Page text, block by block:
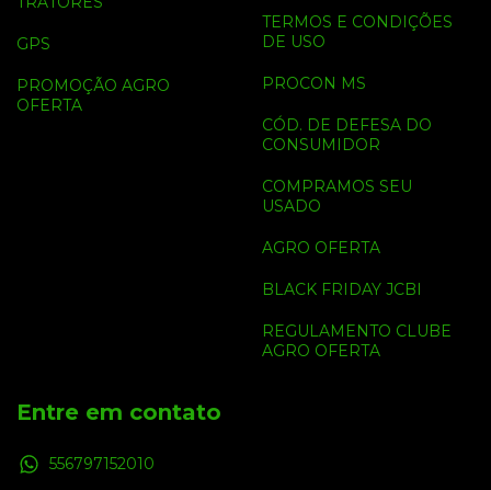
GPS
PROMOÇÃO AGRO
OFERTA
TERMOS E CONDIÇÕES
DE USO
PROCON MS
CÓD. DE DEFESA DO
CONSUMIDOR
COMPRAMOS SEU
USADO
AGRO OFERTA
BLACK FRIDAY JCBI
REGULAMENTO CLUBE
AGRO OFERTA
Entre em contato
556797152010